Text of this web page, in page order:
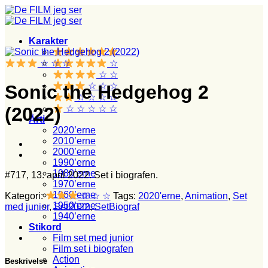
Fortsæt
til
Karakter
☆
☆ ☆
☆ ☆ ☆
☆ ☆ ☆ ☆
☆ ☆ ☆ ☆ ☆
Årti
2020’erne
2010’erne
2000’erne
1990’erne
1980’erne
1970’erne
1960’erne
1950’erne
1940’erne
Stikord
Film set med junior
Film set i biografen
Action
☆ ☆ ☆
Sonic the Hedgehog 2
(2022)
#717, 13. april 2022. Set i biografen.
Kategori: ☆ ☆ ☆ Tags: 2020'erne, Animation, Set
med junior,Set2022,SetBiograf
Beskrivelse